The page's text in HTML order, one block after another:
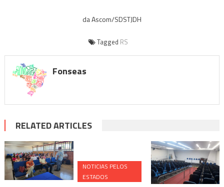
da Ascom/SDSTJDH
Tagged RS
Fonseas
RELATED ARTICLES
NOTICIAS PELOS
ESTADOS